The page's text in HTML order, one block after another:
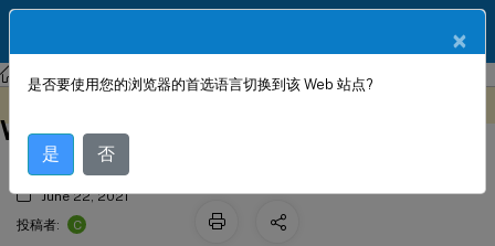
Citrix SD-WAN Citrix SD-WAN 11.2
使用云在 OpenStack 中部署 Citrix SD-
WAN 标准版
June 22, 2021
投稿者:
C
×
是否要使用您的浏览器的首选语言切换到该 Web 站点?
是 否